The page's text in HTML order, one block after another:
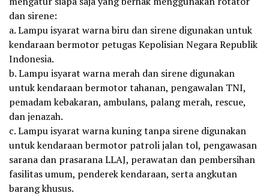
dan sirene:
a. Lampu isyarat warna biru dan sirene digunakan untuk
kendaraan bermotor petugas Kepolisian Negara Republik
Indonesia.
b. Lampu isyarat warna merah dan sirene digunakan
untuk kendaraan bermotor tahanan, pengawalan TNI,
pemadam kebakaran, ambulans, palang merah, rescue,
dan jenazah.
c. Lampu isyarat warna kuning tanpa sirene digunakan
untuk kendaraan bermotor patroli jalan tol, pengawasan
sarana dan prasarana LLAJ, perawatan dan pembersihan
fasilitas umum, penderek kendaraan, serta angkutan
barang khusus.